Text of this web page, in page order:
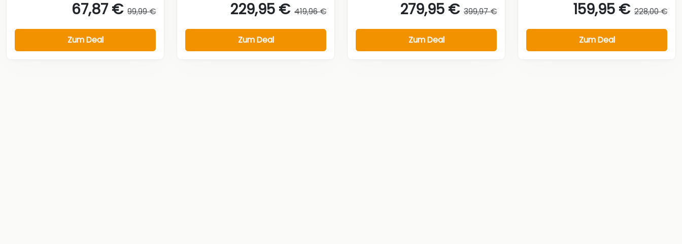
67,87 € 99,99 €
Zum Deal
229,95 € 419,96 €
Zum Deal
279,95 € 399,97 €
Zum Deal
159,95 € 228,00 €
Zum Deal